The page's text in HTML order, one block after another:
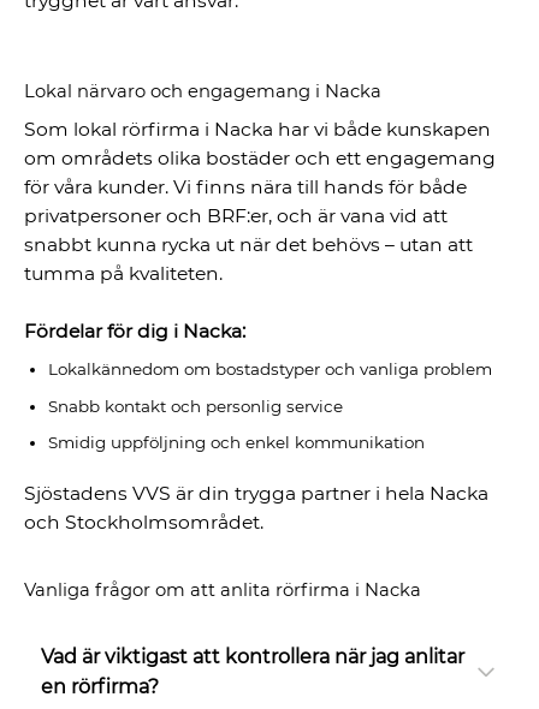
Lokal närvaro och engagemang i Nacka
Som lokal rörfirma i Nacka har vi både kunskapen
om områdets olika bostäder och ett engagemang
för våra kunder. Vi finns nära till hands för både
privatpersoner och BRF:er, och är vana vid att
snabbt kunna rycka ut när det behövs – utan att
tumma på kvaliteten.
Fördelar för dig i Nacka:
Lokalkännedom om bostadstyper och vanliga problem
Snabb kontakt och personlig service
Smidig uppföljning och enkel kommunikation
Sjöstadens VVS är din trygga partner i hela Nacka
och Stockholmsområdet.
Vanliga frågor om att anlita rörfirma i Nacka
Vad är viktigast att kontrollera när jag anlitar
en rörfirma?